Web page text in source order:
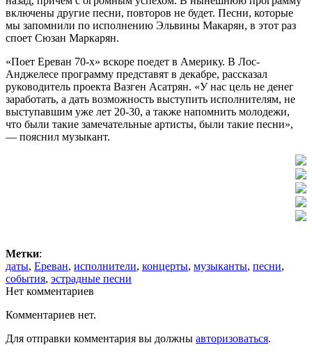
включены другие песни, повторов не будет. Песни, которые
мы запомнили по исполнению Эльвины Макарян, в этот раз
споет Сюзан Маркарян.
«Поет Ереван 70-х» вскоре поедет в Америку. В Лос-
Анджелесе программу представят в декабре, рассказал
руководитель проекта Вазген Асатрян. «У нас цель не денег
заработать, а дать возможность выступить исполнителям, не
выступавшим уже лет 20-30, а также напомнить молодежи,
что были такие замечательные артисты, были такие песни»,
— пояснил музыкант.
Метки:
даты, Ереван, исполнители, концерты, музыканты, песни,
события, эстрадные песни
Нет комментариев
Комментариев нет.
Для отправки комментария вы должны авторизоваться.